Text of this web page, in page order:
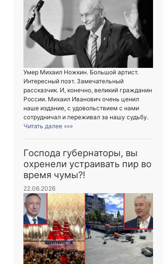
Умер Михаил Ножкин. Большой артист.
Интересный поэт. Замечательный
рассказчик. И, конечно, великий гражданин
России. Михаил Иванович очень ценил
наше издание, с удовольствием с нами
сотрудничал и переживал за нашу судьбу.
Читать далее »»»
Господа губернаторы, вы
охренели устраивать пир во
время чумы?!
22.06.2026